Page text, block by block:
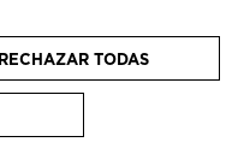
13 14
20
RECHAZAR TODAS